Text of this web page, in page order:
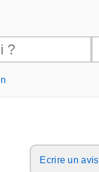
Ecrire un avis